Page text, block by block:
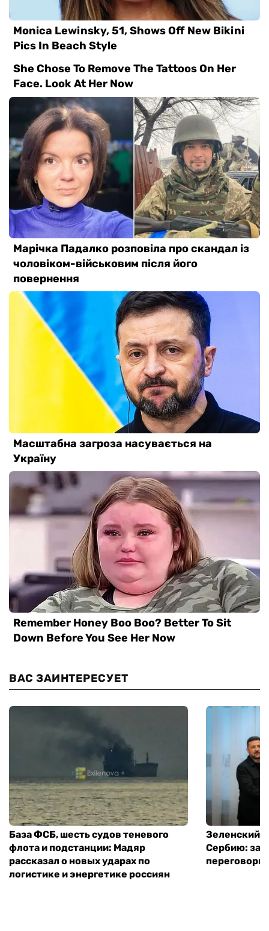
ВАС ЗАИНТЕРЕСУЕТ
База ФСБ, шесть судов теневого
флота и подстанции: Мадяр
рассказал о новых ударах по
логистике и энергетике россиян
Зеленский
Сербию:
переговоры